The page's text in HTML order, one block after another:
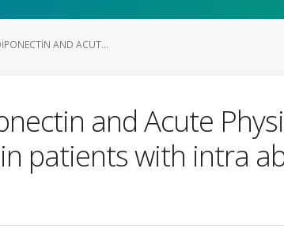
AND ACUT...
and Acute
patients with intra